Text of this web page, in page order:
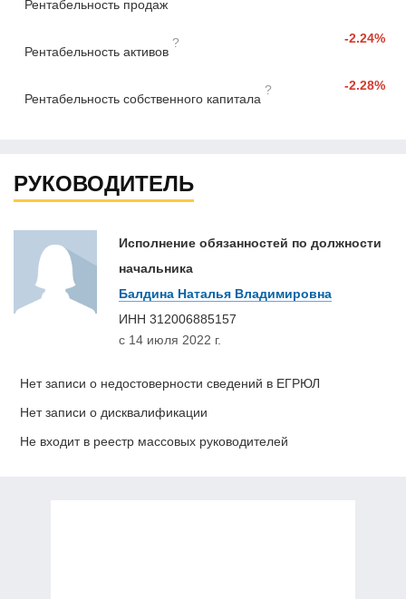
Рентабельность продаж
Рентабельность активов
? -2.24%
Рентабельность собственного капитала
? -2.28%
РУКОВОДИТЕЛЬ
Исполнение обязанностей по должности
начальника
Балдина Наталья Владимировна
ИНН 312006885157
с 14 июля 2022 г.
Нет записи о недостоверности сведений в ЕГРЮЛ
Нет записи о дисквалификации
Не входит в реестр массовых руководителей